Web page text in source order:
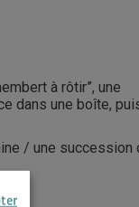
à rôtir”, une
dans une boîte,
/ une succession